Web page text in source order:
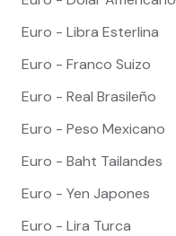
Euro - Libra Esterlina
Euro - Franco Suizo
Euro - Real Brasileño
Euro - Peso Mexicano
Euro - Baht Tailandes
Euro - Yen Japones
Euro - Lira Turca